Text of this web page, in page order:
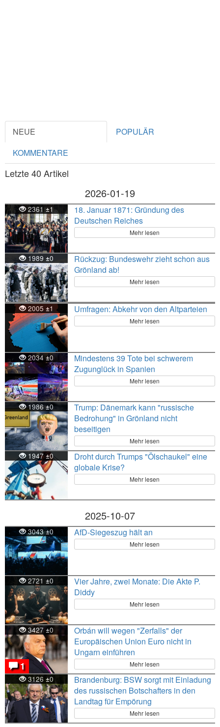
NEUE
POPULÄR
KOMMENTARE
Letzte 40 Artikel
2026-01-19
2361±1
18. Januar 1871: Gründung des
Deutschen Reiches
Mehr lesen
1989±0
Rückzug: Bundeswehr zieht schon aus
Grönland ab!
Mehr lesen
2005±1 Umfragen: Abkehr von den Altparteien
Mehr lesen
2034±0
Mindestens 39 Tote bei schwerem
Zugunglück in Spanien
Mehr lesen
1986±0
Trump: Dänemark kann "russische
Bedrohung" in Grönland nicht
beseitigen
Mehr lesen
1947±0
Droht durch Trumps "Ölschaukel" eine
globale Krise?
Mehr lesen
2025-10-07
3043±0 AfD-Siegeszug hält an
Mehr lesen
2721±0
Vier Jahre, zwei Monate: Die Akte P.
Diddy
Mehr lesen
3427±0
1
Orbán will wegen "Zerfalls" der
Europäischen Union Euro nicht in
Ungarn einführen
Mehr lesen
3126±0
Brandenburg: BSW sorgt mit Einladung
des russischen Botschafters in den
Landtag für Empörung
Mehr lesen